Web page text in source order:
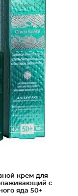
крем для
с
яда 50+